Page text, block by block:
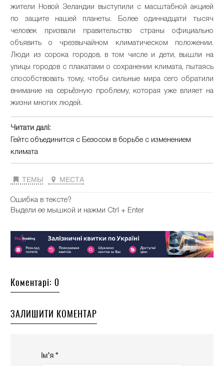
жители Новой Зеландии выступили с масштабной акцией
по защите нашей планеты. Более одиннадцати тысяч
человек призвали правительство страны официально
объявить о чрезвычайном климатическом положении.
Люди из сорока городов, в том числе и дети, вышли на
улицы городов с плакатами о сохранении климата, пытаясь
способствовать тому, чтобы сильные мира сего обратили
внимание на серьёзную проблему, которая уже влияет на
жизни многих людей.
Читати далі:
Гейтс объединится с Безосом в борьбе с изменением
климата
ТЕМЫ МЕСТА
Ошибка в тексте?
Выдели ее мышкой и нажми Ctrl + Enter
Коментарі: 0
ЗАЛИШИТИ КОМЕНТАР
Ім’я *